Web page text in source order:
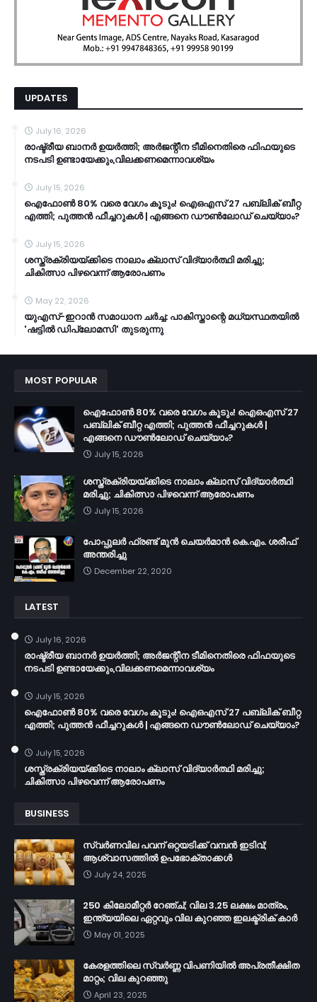
UPDATES
July 16, 2026
രാഷ്ട്രീയ ബാനർ ഉയർത്തി; അർജന്റീന ടീമിനെതിരെ ഫിഫയുടെ
നടപടി ഉണ്ടായേക്കും,വിലക്കണമെന്നാവശ്യം
July 15, 2026
ഐഫോൺ 80% വരെ വേഗം കൂടും! ഐഒഎസ് 27 പബ്ലിക് ബീറ്റ
എത്തി; പുത്തൻ ഫീച്ചറുകൾ | എങ്ങനെ ഡൗൺലോഡ് ചെയ്യാം?
July 15, 2026
ശസ്ത്രക്രിയയ്ക്കിടെ നാലാം ക്ലാസ് വിദ്യാർത്ഥി മരിച്ചു;
ചികിത്സാ പിഴവെന്ന് ആരോപണം
May 22, 2026
യുഎസ്-ഇറാൻ സമാധാന ചർച്ച: പാകിസ്താന്റെ മധ്യസ്ഥതയിൽ
'ഷട്ടിൽ ഡിപ്ലോമസി' തുടരുന്നു
MOST POPULAR
ഐഫോൺ 80% വരെ വേഗം കൂടും! ഐഒഎസ് 27
പബ്ലിക് ബീറ്റ എത്തി; പുത്തൻ ഫീച്ചറുകൾ |
എങ്ങനെ ഡൗൺലോഡ് ചെയ്യാം?
July 15, 2026
ശസ്ത്രക്രിയയ്ക്കിടെ നാലാം ക്ലാസ് വിദ്യാർത്ഥി
മരിച്ചു; ചികിത്സാ പിഴവെന്ന് ആരോപണം
July 15, 2026
പോപ്പുലർ ഫ്രണ്ട്​ മുൻ ചെയർമാൻ കെ.എം. ശരീഫ്​
അന്തരിച്ചു
December 22, 2020
LATEST
July 16, 2026
രാഷ്ട്രീയ ബാനർ ഉയർത്തി; അർജന്റീന ടീമിനെതിരെ ഫിഫയുടെ
നടപടി ഉണ്ടായേക്കും,വിലക്കണമെന്നാവശ്യം
July 15, 2026
ഐഫോൺ 80% വരെ വേഗം കൂടും! ഐഒഎസ് 27 പബ്ലിക് ബീറ്റ
എത്തി; പുത്തൻ ഫീച്ചറുകൾ | എങ്ങനെ ഡൗൺലോഡ് ചെയ്യാം?
July 15, 2026
ശസ്ത്രക്രിയയ്ക്കിടെ നാലാം ക്ലാസ് വിദ്യാർത്ഥി മരിച്ചു;
ചികിത്സാ പിഴവെന്ന് ആരോപണം
BUSINESS
സ്വർണവില പവന് ഒറ്റയടിക്ക് വമ്പൻ ഇടിവ്;
ആശ്വാസത്തിൽ ഉപഭോക്താക്കൾ
July 24, 2025
250 കിലോമീറ്റർ റേഞ്ച്; വില 3.25 ലക്ഷം മാത്രം,
ഇന്ത്യയിലെ ഏറ്റവും വില കുറഞ്ഞ ഇലക്ട്രിക് കാർ
May 01, 2025
കേരളത്തിലെ സ്വർണ്ണ വിപണിയിൽ അപ്രതീക്ഷിത
മാറ്റം; വില കുറഞ്ഞു
April 23, 2025